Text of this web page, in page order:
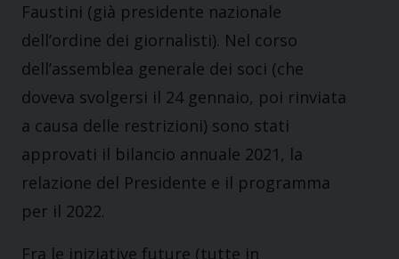
Faustini (già presidente nazionale
dell’ordine dei giornalisti). Nel corso
dell’assemblea generale dei soci (che
doveva svolgersi il 24 gennaio, poi rinviata
a causa delle restrizioni) sono stati
approvati il bilancio annuale 2021, la
relazione del Presidente e il programma
per il 2022.
Fra le iniziative future (tutte in